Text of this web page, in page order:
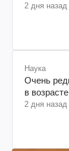
2 дня назад
Наука
Очень
в
2 дня назад